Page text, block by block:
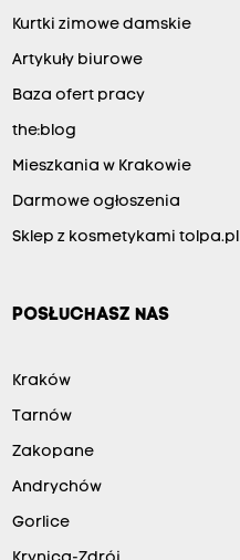
Kurtki zimowe damskie
Artykuły biurowe
Baza ofert pracy
the:blog
Mieszkania w Krakowie
Darmowe ogłoszenia
Sklep z kosmetykami tolpa.pl
POSŁUCHASZ NAS
Kraków
Tarnów
Zakopane
Andrychów
Gorlice